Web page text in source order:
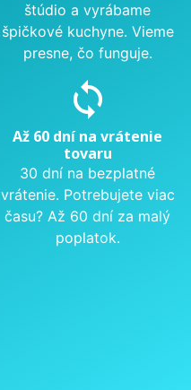
štúdio a vyrábame
špičkové kuchyne. Vieme
presne, čo funguje.
sync
Až 60 dní na vrátenie
tovaru
30 dní na bezplatné
vrátenie. Potrebujete viac
času? Až 60 dní za malý
poplatok.